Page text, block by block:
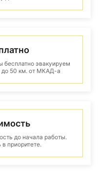
бесплатно эвакуируем
до 50 км. от МКАД-а
до начала работы.
в приоритете.